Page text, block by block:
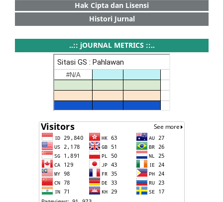
Hak Cipta dan Lisensi
Histori Jurnal
..:: jOURNAL METRICS ::..